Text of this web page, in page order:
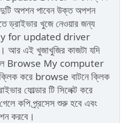
অপশন পাবেন উক্ত অপশন
ড্রাইভার খুজে নেওয়ার জন্য
for updated driver
এই খুজাখুজির কাজটা যদি
Browse My computer
করে browse বাটনে ক্লিক
ফোল্ডার টি সিলেক্ট করে
কপি প্র্রসেস শুরু হবে এবং
করবে।